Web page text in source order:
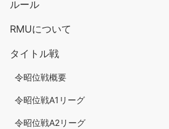
ルール
RMUについて
タイトル戦
令昭位戦概要
令昭位戦A1リーグ
令昭位戦A2リーグ